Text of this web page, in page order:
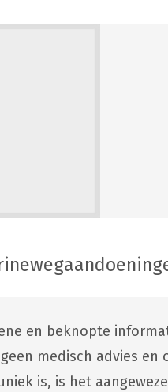
en beknopte
medisch advies en
is, is het